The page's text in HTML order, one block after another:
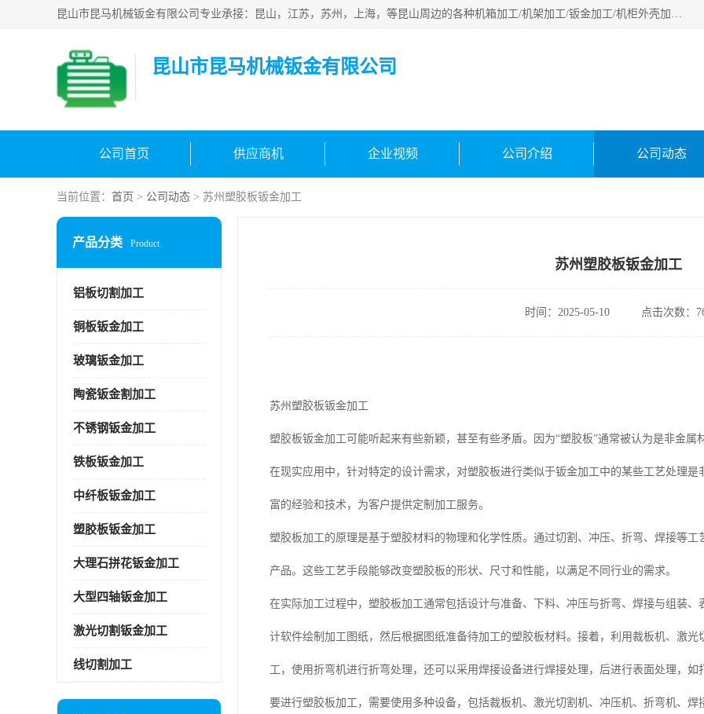
昆山市昆马机械钣金有限公司专业承接：昆山，江苏，苏州，上海，等昆山周边的各种机箱加工/机架加工/钣金加工/机柜外壳加工。多年来，我厂遵循“以人为本”的管理理念，本着“用户第一、信誉至上”的宗旨和“求实、务实，提高办事效率，参与市场竞争”的精神。欢迎新老客户来电咨询！
昆山市昆马机械钣金有限公司
公司首页 供应商机 企业视频 公司介绍 公司动态
当前位置： 首页 > 公司动态 > 苏州塑胶板钣金加工
产品分类 Product
铝板切割加工
铜板钣金加工
玻璃钣金加工
陶瓷钣金割加工
不锈钢钣金加工
铁板钣金加工
中纤板钣金加工
塑胶板钣金加工
大理石拼花钣金加工
大型四轴钣金加工
激光切割钣金加工
线切割加工
苏州塑胶板钣金加工
时间：2025-05-10 点击次数：
苏州塑胶板钣金加工
塑胶板钣金加工可能听起来有些新颖，甚至有些矛盾。因为“塑胶板”通常被认为是非金属
在现实应用中，针对特定的设计需求，对塑胶板进行类似于钣金加工中的某些工艺处理
富的经验和技术，为客户提供定制加工服务。
塑胶板加工的原理是基于塑胶材料的物理和化学性质。通过切割、冲压、折弯、焊接等
产品。这些工艺手段能够改变塑胶板的形状、尺寸和性能，以满足不同行业的需求。
在实际加工过程中，塑胶板加工通常包括设计与准备、下料、冲压与折弯、焊接与组装
计软件绘制加工图纸，然后根据图纸准备待加工的塑胶板材料。接着，利用裁板机、激
工，使用折弯机进行折弯处理，还可以采用焊接设备进行焊接处理，后进行表面处理，如
要进行塑胶板加工，需要使用多种设备，包括裁板机、激光切割机、冲压机、折弯机、焊